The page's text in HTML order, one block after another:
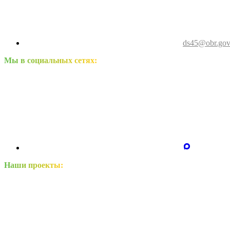
Мы в социальных сетях:
Наши проекты: